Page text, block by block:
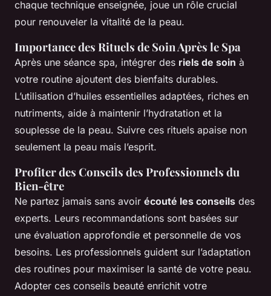
chaque technique enseignée, joue un rôle crucial
pour renouveler la vitalité de la peau.
Importance des Rituels de Soin Après le Spa
Après une séance spa, intégrer des riels de soin à
votre routine ajoutent des bienfaits durables.
L’utilisation d’huiles essentielles adaptées, riches en
nutriments, aide à maintenir l’hydratation et la
souplesse de la peau. Suivre ces rituels apaise non
seulement la peau mais l’esprit.
Profiter des Conseils des Professionnels du
Bien-être
Ne partez jamais sans avoir écouté les conseils des
experts. Leurs recommandations sont basées sur
une évaluation approfondie et personnelle de vos
besoins. Les professionnels guident sur l’adaptation
des routines pour maximiser la santé de votre peau.
Adopter ces conseils beauté enrichit votre